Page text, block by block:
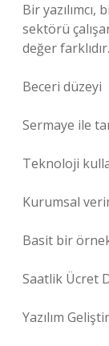
Bir
sektörü
değer
Beceri düzeyi
Sermaye ile
Teknoloji
Kurumsal
Basit bir
Saatlik Ücret
Yazılım